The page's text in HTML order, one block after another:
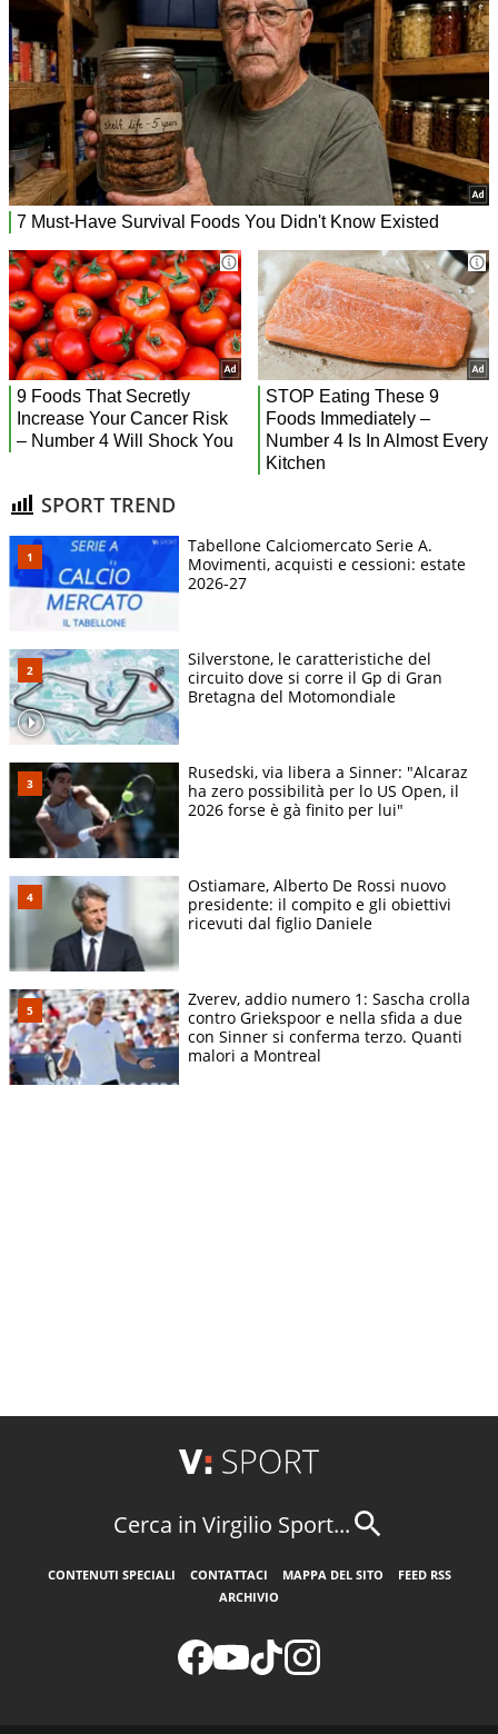
SPORT TREND
Tabellone Calciomercato Serie A.
Movimenti, acquisti e cessioni: estate
2026-27
Silverstone, le caratteristiche del
circuito dove si corre il Gp di Gran
Bretagna del Motomondiale
Rusedski, via libera a Sinner: "Alcaraz
ha zero possibilità per lo US Open, il
2026 forse è gà finito per lui"
Ostiamare, Alberto De Rossi nuovo
presidente: il compito e gli obiettivi
ricevuti dal figlio Daniele
Zverev, addio numero 1: Sascha crolla
contro Griekspoor e nella sfida a due
con Sinner si conferma terzo. Quanti
malori a Montreal
Cerca in Virgilio Sport...
CONTENUTI SPECIALI CONTATTACI MAPPA DEL SITO
FEED RSS
ARCHIVIO